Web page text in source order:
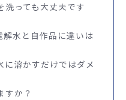
洗っても大丈夫です
水と自作品に違いは
に溶かすだけではダメ
すか？